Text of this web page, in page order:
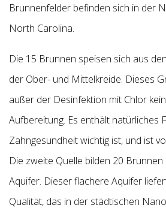
Brunnenfelder befinden sich in der
North Carolina.
Die 15 Brunnen speisen sich aus
der Ober- und Mittelkreide. Dieses
außer der Desinfektion mit Chlor
Aufbereitung. Es enthält natürliches
Zahngesundheit wichtig ist, und ist
Die zweite Quelle bilden 20
Aquifer. Dieser flachere Aquifer
Qualität, das in der städtischen